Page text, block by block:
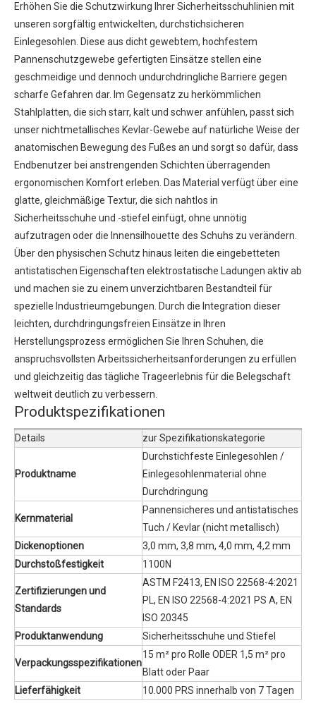
Erhöhen Sie die Schutzwirkung Ihrer Sicherheitsschuhlinien mit
unseren sorgfältig entwickelten, durchstichsicheren
Einlegesohlen. Diese aus dicht gewebtem, hochfestem
Pannenschutzgewebe gefertigten Einsätze stellen eine
geschmeidige und dennoch undurchdringliche Barriere gegen
scharfe Gefahren dar. Im Gegensatz zu herkömmlichen
Stahlplatten, die sich starr, kalt und schwer anfühlen, passt sich
unser nichtmetallisches Kevlar-Gewebe auf natürliche Weise der
anatomischen Bewegung des Fußes an und sorgt so dafür, dass
Endbenutzer bei anstrengenden Schichten überragenden
ergonomischen Komfort erleben. Das Material verfügt über eine
glatte, gleichmäßige Textur, die sich nahtlos in
Sicherheitsschuhe und -stiefel einfügt, ohne unnötig
aufzutragen oder die Innensilhouette des Schuhs zu verändern.
Über den physischen Schutz hinaus leiten die eingebetteten
antistatischen Eigenschaften elektrostatische Ladungen aktiv ab
und machen sie zu einem unverzichtbaren Bestandteil für
spezielle Industrieumgebungen. Durch die Integration dieser
leichten, durchdringungsfreien Einsätze in Ihren
Herstellungsprozess ermöglichen Sie Ihren Schuhen, die
anspruchsvollsten Arbeitssicherheitsanforderungen zu erfüllen
und gleichzeitig das tägliche Trageerlebnis für die Belegschaft
weltweit deutlich zu verbessern.
Produktspezifikationen
Details zur Spezifikationskategorie
Produktname
Durchstichfeste Einlegesohlen /
Einlegesohlenmaterial ohne
Durchdringung
Kernmaterial
Pannensicheres und antistatisches
Tuch / Kevlar (nicht metallisch)
Dickenoptionen
3,0 mm, 3,8 mm, 4,0 mm, 4,2 mm
Durchstoßfestigkeit
1100N
Zertifizierungen und
Standards
ASTM F2413, EN ISO 22568-4:2021
PL, EN ISO 22568-4:2021 PS A, EN
ISO 20345
Produktanwendung
Sicherheitsschuhe und Stiefel
Verpackungsspezifikationen
15 m² pro Rolle ODER 1,5 m² pro
Blatt oder Paar
Lieferfähigkeit
10.000 PRS innerhalb von 7 Tagen